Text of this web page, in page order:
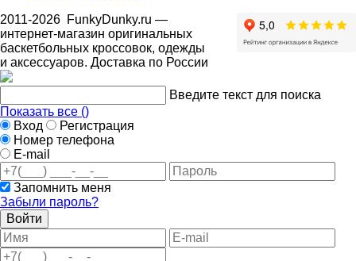
2011-2026 FunkyDunky.ru —
интернет-магазин оригинальных
баскетбольных кроссовок, одежды
и аксессуаров. Доставка по России
Введите текст для поиска
Показать все ()
Вход
Регистрация
Номер телефона
E-mail
Запомнить меня
Забыли пароль?
Войти